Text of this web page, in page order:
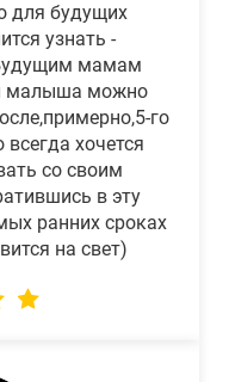
для будущих
узнать -
мамам
малыша можно
го
хочется
со своим
в эту
ранних сроках
на свет)